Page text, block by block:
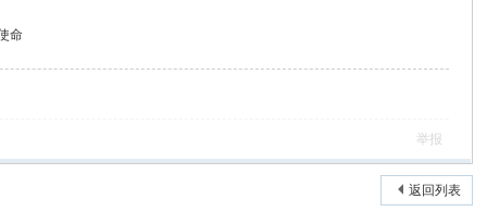
命
举报
返回列表